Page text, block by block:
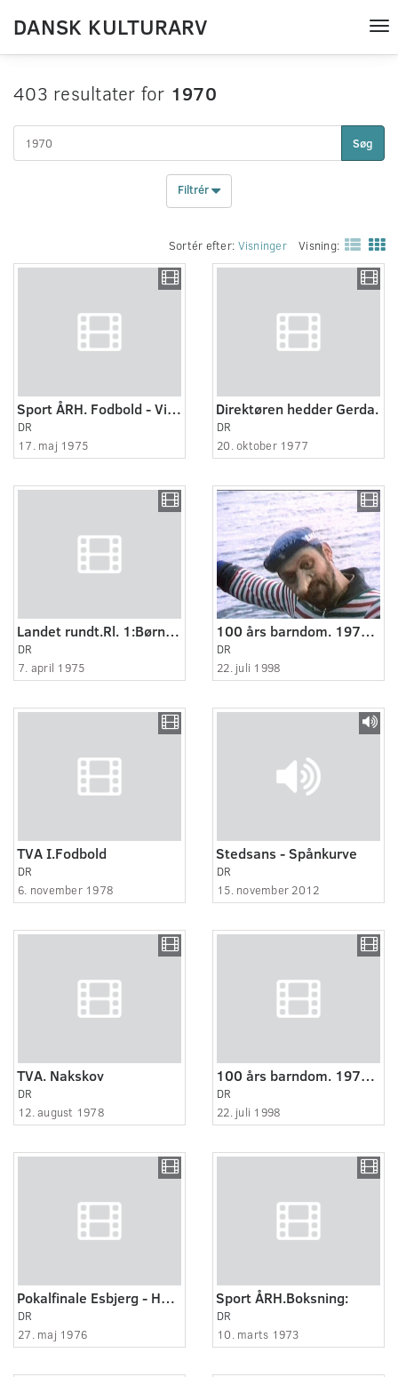
DANSK KULTURARV
403 resultater for 1970
Søg
Filtrér
Sortér efter: Visninger Visning:
Sport ÅRH. Fodbold - Viborg-KFUM København på Viborg Stadion
DR
17. maj 1975
Direktøren hedder Gerda.
DR
20. oktober 1977
Landet rundt.Rl. 1:Børnelandsby:
DR
7. april 1975
100 års barndom. 1970-1980: Flippe - det er noget til at tage om halsen.
DR
22. juli 1998
TVA I.Fodbold
DR
6. november 1978
Stedsans - Spånkurve
DR
15. november 2012
TVA. Nakskov
DR
12. august 1978
100 års barndom. 1970-1980: Flippe - det er noget til at tage om halsen.
DR
22. juli 1998
Pokalfinale Esbjerg - Holbæk.
DR
27. maj 1976
Sport ÅRH.Boksning:
DR
10. marts 1973